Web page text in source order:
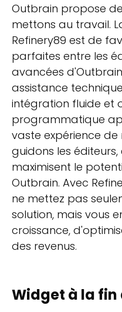
Outbrain propose
mettons au travail.
Refinery89 est de
parfaites entre les
avancées
assistance
intégration fluide et
programmatique
vaste expérience de
guidons les
maximisent le
Outbrain. Avec
ne mettez pas
solution, mais vous
croissance,
des revenus.
Widget à la